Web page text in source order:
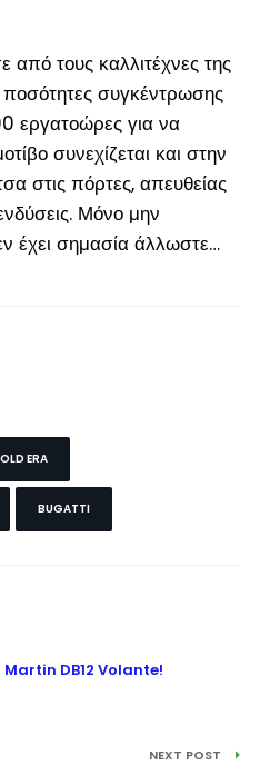
από τους καλλιτέχνες της
συγκέντρωσης
εργατοώρες για να
συνεχίζεται και στην
στις πόρτες, απευθείας
Μόνο μην
έχει σημασία άλλωστε…
ERA
BUGATTI
Martin DB12 Volante!
NEXT POST